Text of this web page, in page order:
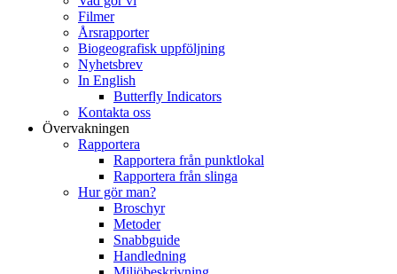
Filmer
Årsrapporter
Biogeografisk uppföljning
Nyhetsbrev
In English
Butterfly Indicators
Kontakta oss
Övervakningen
Rapportera
Rapportera från punktlokal
Rapportera från slinga
Hur gör man?
Broschyr
Metoder
Snabbguide
Handledning